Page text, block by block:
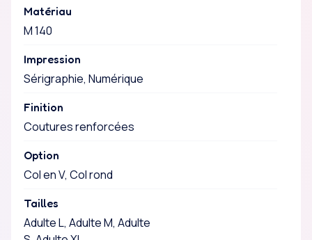
Matériau
M 140
Impression
Sérigraphie, Numérique
Finition
Coutures renforcées
Option
Col en V, Col rond
Tailles
Adulte L, Adulte M, Adulte